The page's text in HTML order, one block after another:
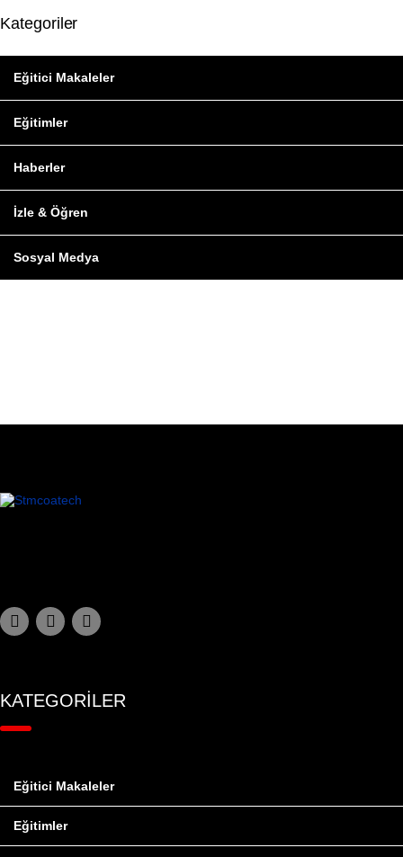
Kategoriler
Eğitici Makaleler
Eğitimler
Haberler
İzle & Öğren
Sosyal Medya
KATEGORİLER
Eğitici Makaleler
Eğitimler